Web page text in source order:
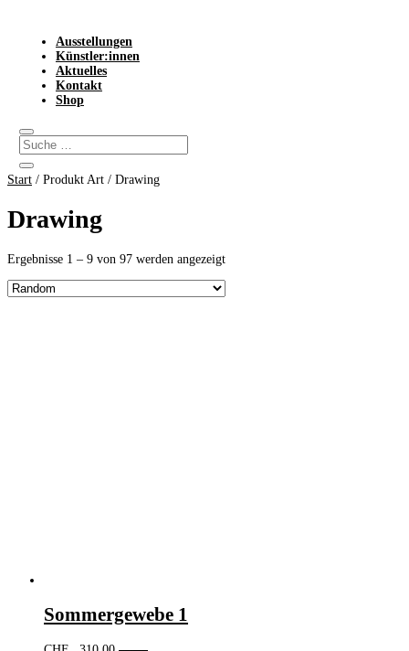
Ausstellungen
Künstler:innen
Aktuelles
Kontakt
Shop
Start / Produkt Art / Drawing
Drawing
Ergebnisse 1 – 9 von 97 werden angezeigt
Sommergewebe 1